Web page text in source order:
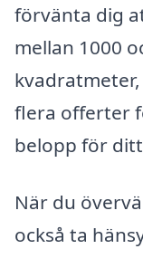
förvänta dig
mellan 1000
flera offerter
belopp för
När du
också ta